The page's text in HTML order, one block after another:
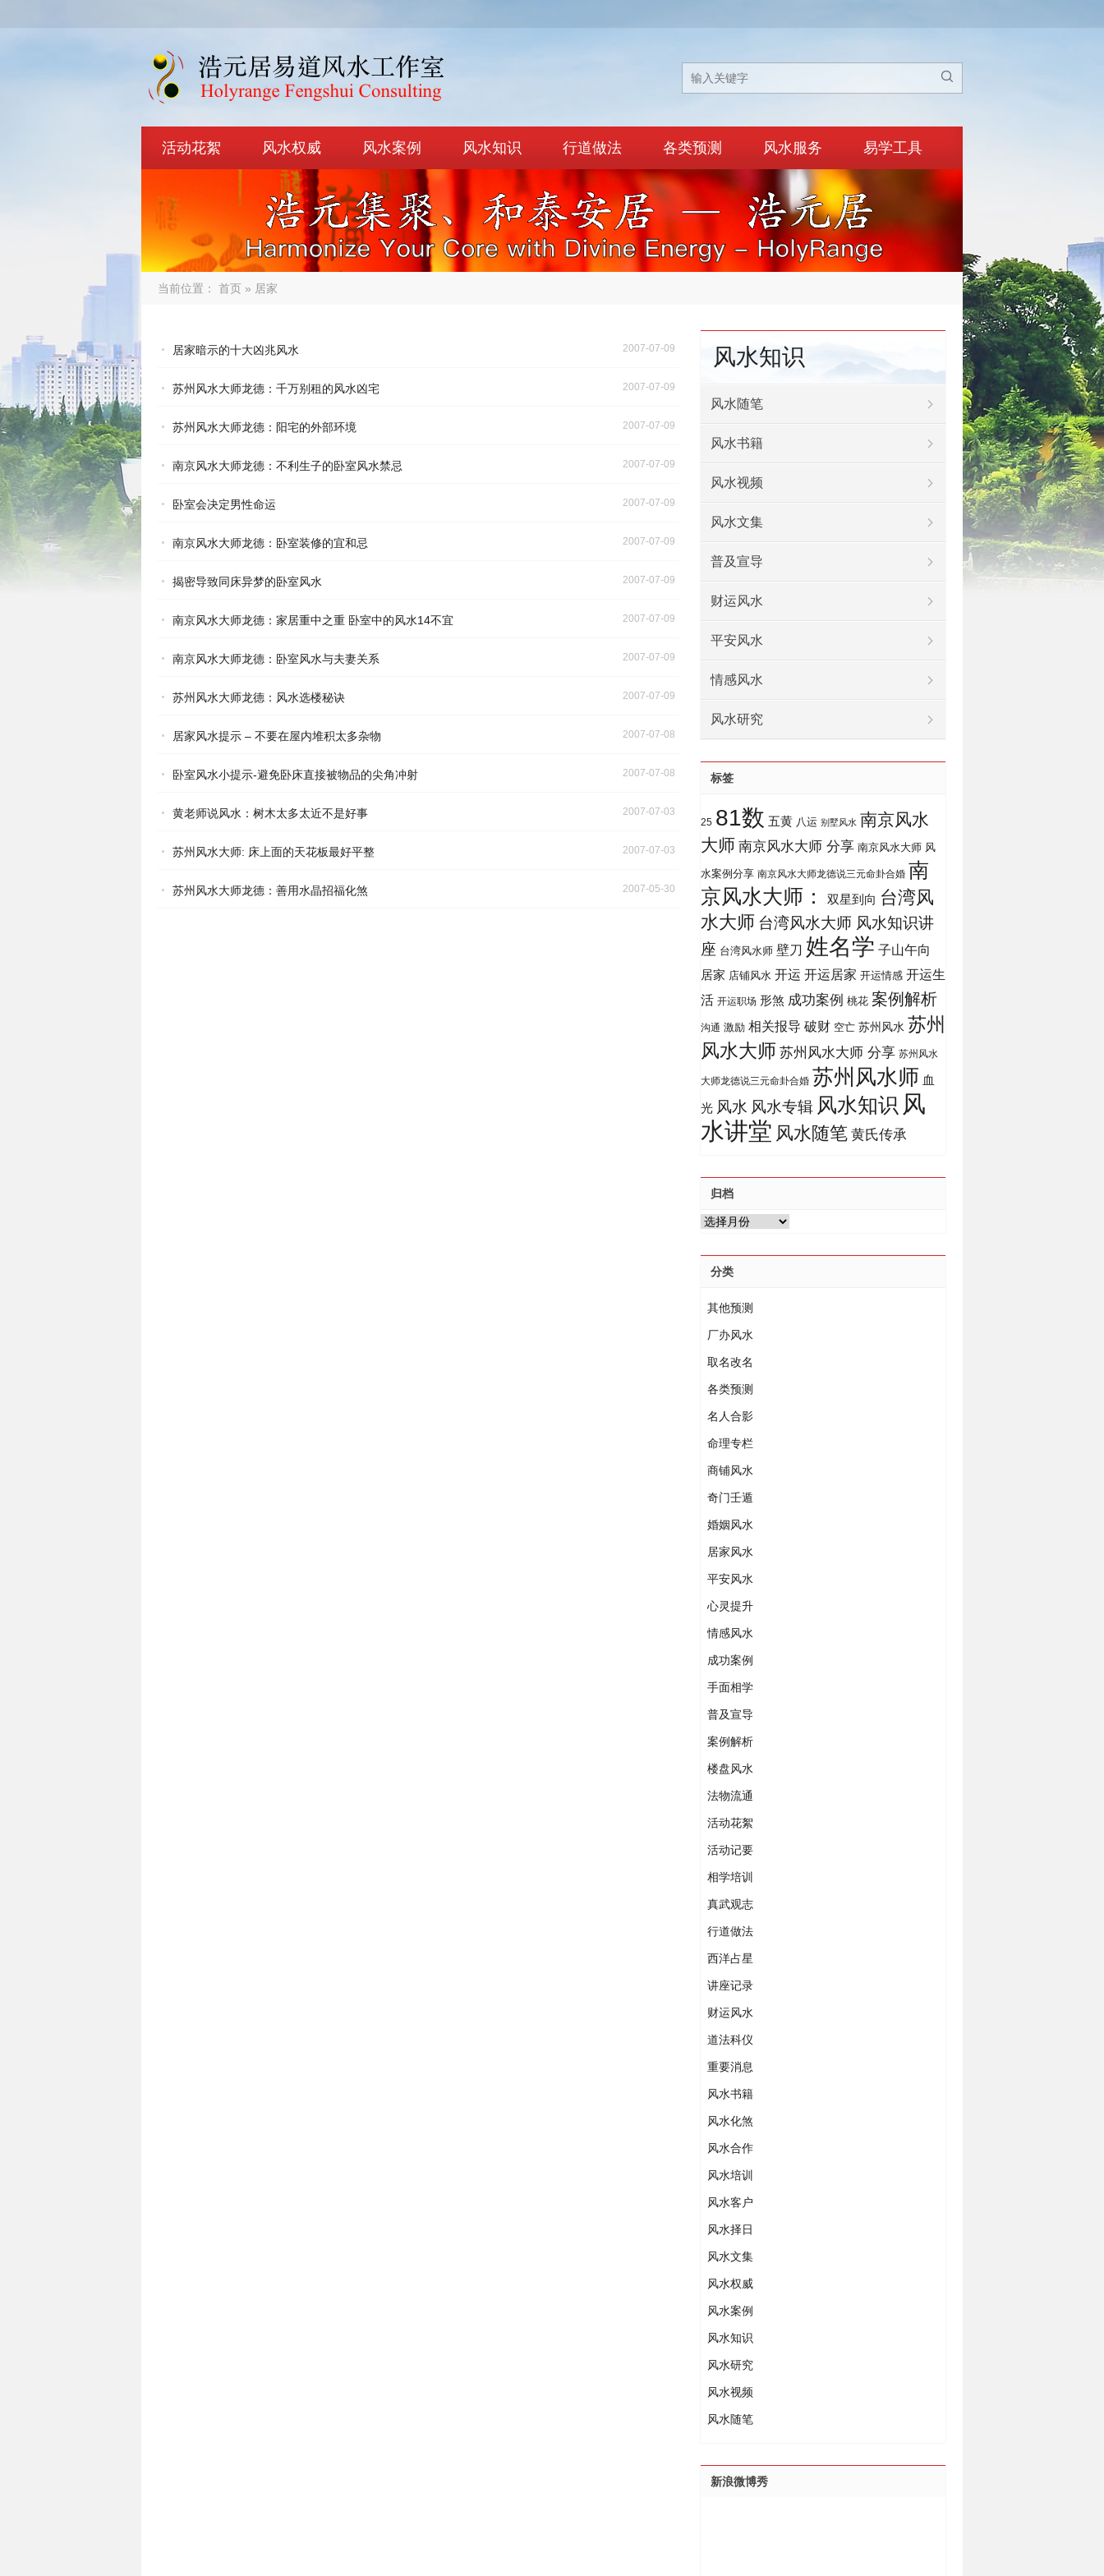

活动花絮 风水权威 风水案例 风水知识 行道做法 各类预测 风水服务 易学工具
当前位置： 首页 » 居家
居家暗示的十大凶兆风水 2007-07-09
苏州风水大师龙德：千万别租的风水凶宅 2007-07-09
苏州风水大师龙德：阳宅的外部环境 2007-07-09
南京风水大师龙德：不利生子的卧室风水禁忌 2007-07-09
卧室会决定男性命运 2007-07-09
南京风水大师龙德：卧室装修的宜和忌 2007-07-09
揭密导致同床异梦的卧室风水 2007-07-09
南京风水大师龙德：家居重中之重 卧室中的风水14不宜 2007-07-09
南京风水大师龙德：卧室风水与夫妻关系 2007-07-09
苏州风水大师龙德：风水选楼秘诀 2007-07-09
居家风水提示 – 不要在屋内堆积太多杂物 2007-07-08
卧室风水小提示-避免卧床直接被物品的尖角冲射 2007-07-08
黄老师说风水：树木太多太近不是好事 2007-07-03
苏州风水大师: 床上面的天花板最好平整 2007-07-03
苏州风水大师龙德：善用水晶招福化煞 2007-05-30
风水知识
风水随笔
风水书籍
风水视频
风水文集
普及宣导
财运风水
平安风水
情感风水
风水研究
标签
25 81数 五黄 八运 别墅风水 南京风水
大师 南京风水大师 分享 南京风水大师 风
水案例分享 南京风水大师龙德说三元命卦合婚 南
京风水大师：
双星到向 台湾风
水大师 台湾风水大师 风水知识讲
座 台湾风水师 壁刀 姓名学 子山午向
居家 店铺风水 开运 开运居家 开运情感 开运生
活 开运职场 形煞 成功案例 桃花 案例解析
沟通 激励 相关报导 破财 空亡 苏州风水 苏州
风水大师 苏州风水大师 分享 苏州风水
大师龙德说三元命卦合婚 苏州风水师 血
光 风水 风水专辑 风水知识 风
水讲堂 风水随笔 黄氏传承
归档
归
分类
其他预测
厂办风水
取名改名
各类预测
名人合影
命理专栏
商铺风水
奇门壬遁
婚姻风水
居家风水
平安风水
心灵提升
情感风水
成功案例
手面相学
普及宣导
案例解析
楼盘风水
法物流通
活动花絮
活动记要
相学培训
真武观志
行道做法
西洋占星
讲座记录
财运风水
道法科仪
重要消息
风水书籍
风水化煞
风水合作
风水培训
风水客户
风水择日
风水文集
风水权威
风水案例
风水知识
风水研究
风水视频
风水随笔
新浪微博秀